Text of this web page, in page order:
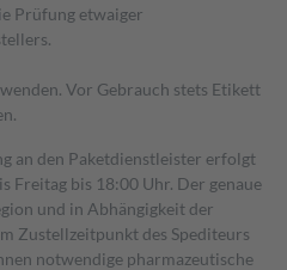
Prüfung etwaiger
Vor Gebrauch stets Etikett
an den Paketdienstleister erfolgt
Freitag bis 18:00 Uhr. Der genaue
und in Abhängigkeit der
Zustellzeitpunkt des Spediteurs
notwendige pharmazeutische